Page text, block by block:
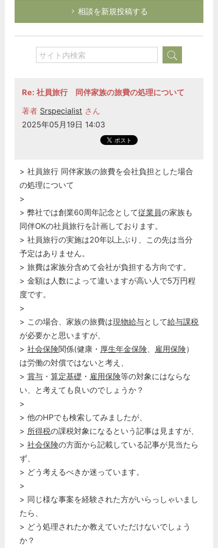
相談を新規投稿する
Re: 社員旅行 同伴家族の旅費の処理について
著者 Srspecialist さん
2025年05月19日 14:03
> 社員旅行 同伴家族の旅費を会社負担とした場合
の処理について
>
> 弊社では創業60周年記念として従業員の家族も
同伴OKの社員旅行を計画しております。
> 社員旅行の実施は20年以上ぶり、この先は当分
予定はありません。
> 旅費は家族分含めて会社が負担する方向です。
> 金額は人数によって違いますが高い人で5万円程
度です。
>
> この場合、家族の旅費は現物給与として給与課税
が必要かと思いますが、
> 社会保険関係(健康・ 厚生年金保険、 雇用保険）
は労働の対償ではないと考え、
> 賞与 ・ 算定基礎 ・ 雇用保険等の対象にはならな
い、と考えても良いのでしょうか？
>
> 他のHPでも検索してみましたが、
> 所得税の課税対象になるという記事は見ますが、
> 社会保険の方面から記載している記事が見当たら
ず、
> どう考えるべきか迷っています。
>
> 同じ様な事案を経験された方がいらっしゃいまし
たら、
> どう処理されたか教えていただけないでしょう
か？